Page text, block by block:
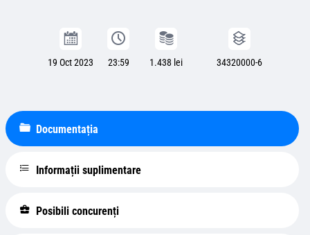
19 Oct 2023 23:59 1.438 lei 34320000-6
Documentația
Informații suplimentare
Posibili concurenți